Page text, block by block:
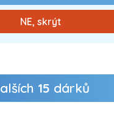
Zobrazit více
NE, skrýt
15 dárků